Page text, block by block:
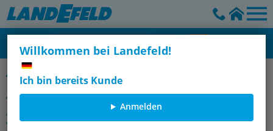
Willkommen bei Landefeld!
Ich bin bereits Kunde
Anmelden
Kupplungsdosen, Außengewinde gerade, DN 9 (13 mm Zapfen)
Temperierkupplungsdose 13mm
Zapfen,G 1/2"(AG)